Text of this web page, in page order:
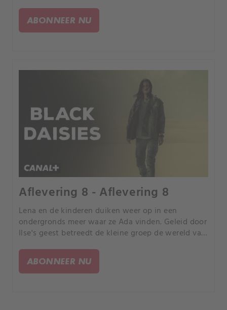
wereld van Vrill.
ABONNEER NU
Aflevering 8 - Aflevering 8
Lena en de kinderen duiken weer op in een
ondergronds meer waar ze Ada vinden. Geleid door
Ilse's geest betreedt de kleine groep de wereld van
ABONNEER NU